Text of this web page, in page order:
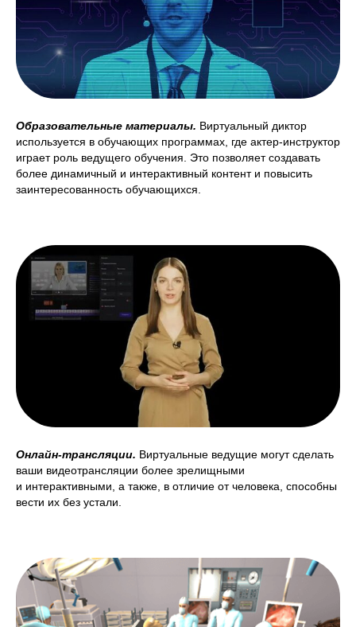
Образовательные материалы. Виртуальный диктор
используется в обучающих программах, где актер-инструктор
играет роль ведущего обучения. Это позволяет создавать
более динамичный и интерактивный контент и повысить
заинтересованность обучающихся.
Онлайн-трансляции. Виртуальные ведущие могут сделать
ваши видеотрансляции более зрелищными
и интерактивными, а также, в отличие от человека, способны
вести их без устали.